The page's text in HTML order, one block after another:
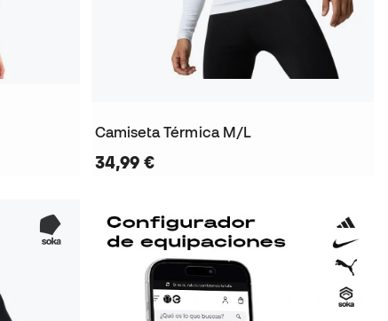
Camiseta Térmica M/L
34,99 €